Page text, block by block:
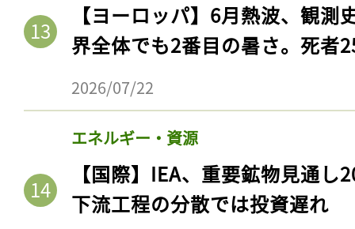
【ヨーロッパ】6月熱波、観
界全体でも2番目の暑さ。死者
2026/07/22
エネルギー・資源
【国際】IEA、重要鉱物見通
下流工程の分散では投資遅れ